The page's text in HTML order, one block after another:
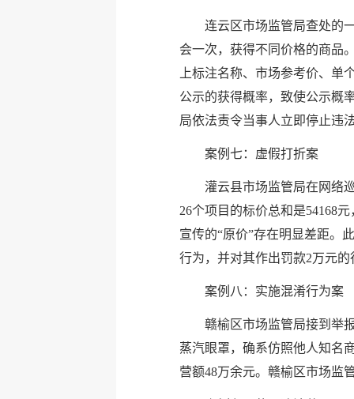
连云区市场监管局查处的
会一次，获得不同价格的商品
上标注名称、市场参考价、
公示的获得概率，致使公示概
局依法责令当事人立即停止违
案例七：虚假打折案
灌云县市场监管局在网络
26个项目的标价总和是54168
宣传的“原价”存在明显差距。
行为，并对其作出罚款2万元的
案例八：实施混淆行为案
赣榆区市场监管局接到举
蒸汽眼罩，确系仿照他人知名
营额48万余元。赣榆区市场监